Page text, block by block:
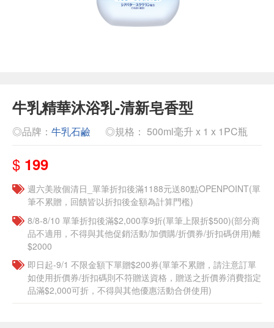
牛乳精華沐浴乳-清新皂香型
◎品牌： 牛乳石鹼 ◎規格： 500ml毫升 x 1 x 1PC瓶
$ 199
週六美妝個清日_單筆折扣後滿1188元送80點OPENPOINT(單
筆不累贈，回饋皆以折扣後金額為計算門檻)
8/8-8/10 單筆折扣後滿$2,000享9折(單筆上限折$500)(部分商
品不適用，不得與其他促銷活動/加價購/折價券/折扣碼併用)離
$2000
即日起-9/1 不限金額下單贈$200券(單筆不累贈，請注意訂單
如使用折價券/折扣碼則不符贈送資格，贈送之折價券消費指定
品滿$2,000可折，不得與其他優惠活動合併使用)